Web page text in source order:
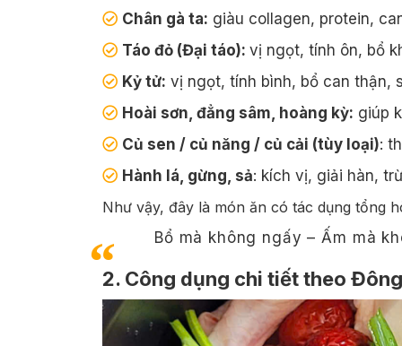
Chân gà ta: giàu collagen, protein,
Táo đỏ (Đại táo): vị ngọt, tính ôn, bổ
Kỷ tử: vị ngọt, tính bình, bổ can thận,
Hoài sơn, đẳng sâm, hoàng kỳ: giúp
Củ sen / củ năng / củ cải (tùy loại):
Hành lá, gừng, sả: kích vị, giải hàn,
Như vậy, đây là món ăn có tác dụng tổng
Bổ mà không ngấy – Ấm mà
2. Công dụng chi tiết theo